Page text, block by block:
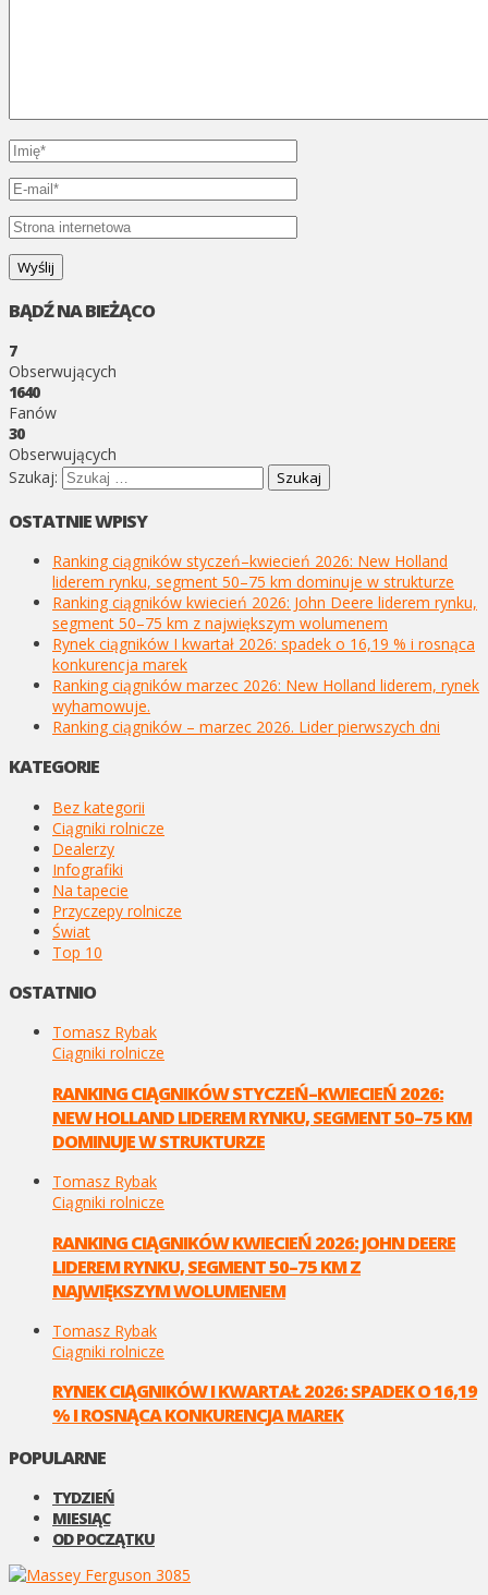
BĄDŹ NA BIEŻĄCO
7
Obserwujących
1640
Fanów
30
Obserwujących
Szukaj:
OSTATNIE WPISY
Ranking ciągników styczeń–kwiecień 2026: New Holland
liderem rynku, segment 50–75 km dominuje w strukturze
Ranking ciągników kwiecień 2026: John Deere liderem rynku,
segment 50–75 km z największym wolumenem
Rynek ciągników I kwartał 2026: spadek o 16,19 % i rosnąca
konkurencja marek
Ranking ciągników marzec 2026: New Holland liderem, rynek
wyhamowuje.
Ranking ciągników – marzec 2026. Lider pierwszych dni
KATEGORIE
Bez kategorii
Ciągniki rolnicze
Dealerzy
Infografiki
Na tapecie
Przyczepy rolnicze
Świat
Top 10
OSTATNIO
Tomasz Rybak
Ciągniki rolnicze
RANKING CIĄGNIKÓW STYCZEŃ–KWIECIEŃ 2026:
NEW HOLLAND LIDEREM RYNKU, SEGMENT 50–75 KM
DOMINUJE W STRUKTURZE
Tomasz Rybak
Ciągniki rolnicze
RANKING CIĄGNIKÓW KWIECIEŃ 2026: JOHN DEERE
LIDEREM RYNKU, SEGMENT 50–75 KM Z
NAJWIĘKSZYM WOLUMENEM
Tomasz Rybak
Ciągniki rolnicze
RYNEK CIĄGNIKÓW I KWARTAŁ 2026: SPADEK O 16,19
% I ROSNĄCA KONKURENCJA MAREK
POPULARNE
TYDZIEŃ
MIESIĄC
OD POCZĄTKU